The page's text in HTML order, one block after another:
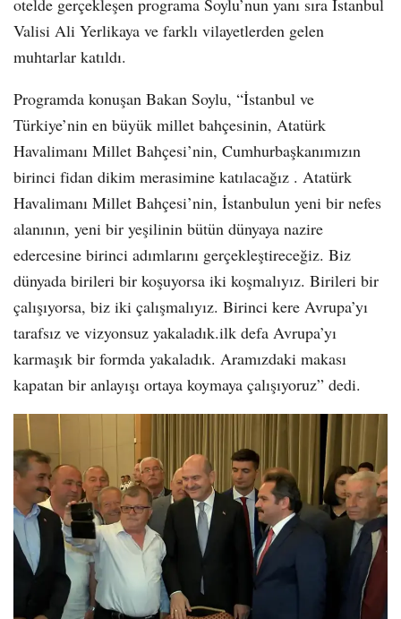
Valisi Ali Yerlikaya ve farklı vilayetlerden gelen
muhtarlar katıldı.
Programda konuşan Bakan Soylu, “İstanbul ve
Türkiye’nin en büyük millet bahçesinin, Atatürk
Havalimanı Millet Bahçesi’nin, Cumhurbaşkanımızın
birinci fidan dikim merasimine katılacağız . Atatürk
Havalimanı Millet Bahçesi’nin, İstanbulun yeni bir nefes
alanının, yeni bir yeşilinin bütün dünyaya nazire
edercesine birinci adımlarını gerçekleştireceğiz. Biz
dünyada birileri bir koşuyorsa iki koşmalıyız. Birileri bir
çalışıyorsa, biz iki çalışmalıyız. Birinci kere Avrupa’yı
tarafsız ve vizyonsuz yakaladık.ilk defa Avrupa’yı
karmaşık bir formda yakaladık. Aramızdaki makası
kapatan bir anlayışı ortaya koymaya çalışıyoruz” dedi.